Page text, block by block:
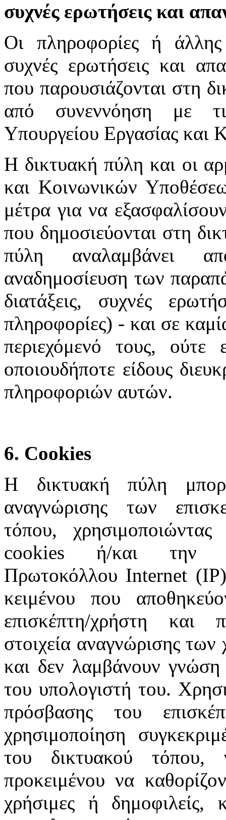
συχνές ερωτήσεις και
Οι πληροφορίες ή άλλης
συχνές ερωτήσεις και
που παρουσιάζονται στη
από συνεννόηση με
Υπουργείου Εργασίας και
Η δικτυακή πύλη και οι
και Κοινωνικών
μέτρα για να
που δημοσιεύονται στη
πύλη αναλαμβάνει
αναδημοσίευση των
διατάξεις, συχνές
πληροφορίες) - και σε
περιεχόμενό τους, ούτε
οποιουδήποτε είδους
πληροφοριών αυτών.
6. Cookies
Η δικτυακή πύλη
αναγνώρισης των
τόπου, χρησιμοποιώντας
cookies ή/και την
Πρωτοκόλλου Internet
κειμένου που
επισκέπτη/χρήστη και
στοιχεία αναγνώρισης
και δεν λαμβάνουν γνώση
του υπολογιστή του.
πρόσβασης του
χρησιμοποίηση
του δικτυακού τόπου,
προκειμένου να
χρήσιμες ή